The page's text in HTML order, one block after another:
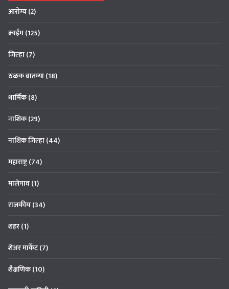
आरोग्य(2)
क्राईम(125)
जिल्हा(7)
ठळक बातम्या(18)
धार्मिक(8)
नाशिक(29)
नाशिक जिल्हा(44)
महाराष्ट्र(74)
मालेगाव(1)
राजकीय(34)
शहर(1)
शेअर मार्केट(7)
शैक्षणिक(10)